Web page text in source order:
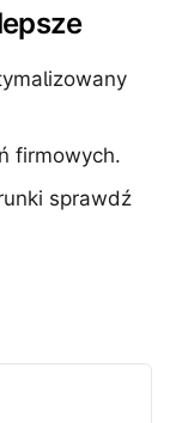
firmowych.
sprawdź